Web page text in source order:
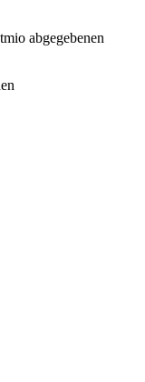
abgegebenen